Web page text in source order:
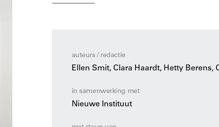
De publicatie laat zien hoe analoge
andere in op de rol van analoge
Cuypers, Gerrit Rietveld, Van den
auteurs / redactie
Ellen Smit, Clara Haardt, Hetty Berens,
in samenwerking met
Nieuwe Instituut